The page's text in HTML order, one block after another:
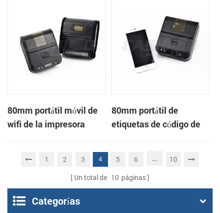
80mm portátil móvil de
wifi de la impresora
térmica de recibos
80mm portátil de
etiquetas de código de
barras impresora
1 2 3 4 5 6 ... 10
Un total de 10 páginas
Categorías